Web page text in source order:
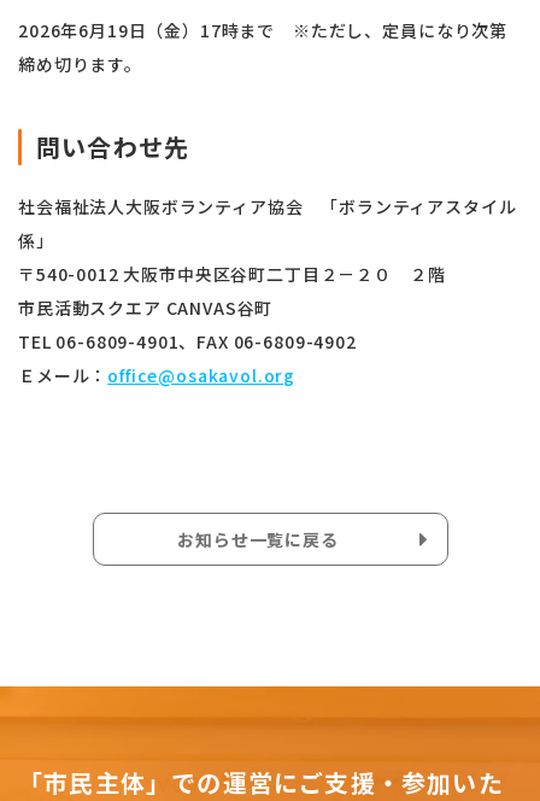
2026年6月19日（金）17時まで ※ただし、定員になり次第
締め切ります。
問い合わせ先
社会福祉法人大阪ボランティア協会 「ボランティアスタイル
係」
〒540-0012 大阪市中央区谷町二丁目２－２０ ２階
市民活動スクエア CANVAS谷町
TEL 06-6809-4901、FAX 06-6809-4902
Ｅメール： office@osakavol.org
お知らせ一覧に戻る
「市民主体」での運営にご支援・参加いた